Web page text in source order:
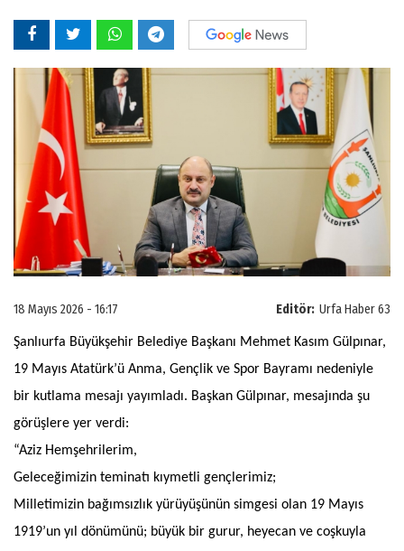
Editör: Urfa Haber 63
18 Mayıs 2026 - 16:17
Şanlıurfa Büyükşehir Belediye Başkanı Mehmet Kasım Gülpınar,
19 Mayıs Atatürk’ü Anma, Gençlik ve Spor Bayramı nedeniyle
bir kutlama mesajı yayımladı. Başkan Gülpınar, mesajında şu
görüşlere yer verdi:
“Aziz Hemşehrilerim,
Geleceğimizin teminatı kıymetli gençlerimiz;
Milletimizin bağımsızlık yürüyüşünün simgesi olan 19 Mayıs
1919’un yıl dönümünü; büyük bir gurur, heyecan ve coşkuyla